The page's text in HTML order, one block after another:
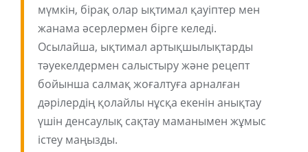
мүмкін, бірақ олар ықтимал қауіптер мен
жанама әсерлермен бірге келеді.
Осылайша, ықтимал артықшылықтарды
тәуекелдермен салыстыру және рецепт
бойынша салмақ жоғалтуға арналған
дәрілердің қолайлы нұсқа екенін анықтау
үшін денсаулық сақтау маманымен жұмыс
істеу маңызды.